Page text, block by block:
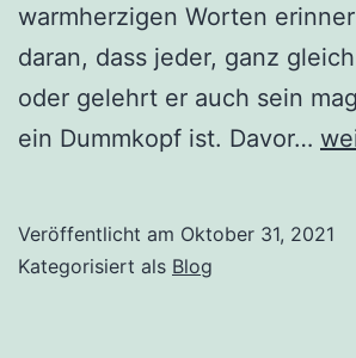
warmherzigen Worten
daran, dass jeder, ganz
oder gelehrt er auch sein
ein Dummkopf ist. Davor…
Veröffentlicht am Oktober 31, 2021
Kategorisiert als Blog